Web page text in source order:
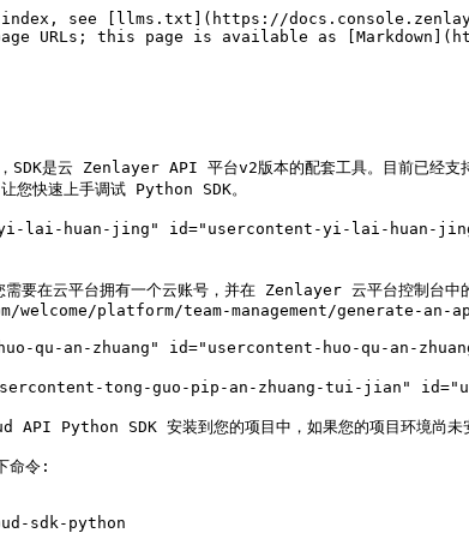
index, see [llms.txt](https://
URLs; this page is available as
是云 Zenlayer API 平台v2版本的配套工具。目前已经
您快速上手调试 Python SDK。
yi-lai-huan-jing" id="usercontent-yi-lai-huan-
云平台拥有一个云账号，并在 Zenlayer 云平台控制台
platform/team-management/generate-an-
qu-an-zhuang" id="usercontent-huo-qu-an-
tong-guo-pip-an-zhuang-tui-jian"
API Python SDK 安装到您的项目中，如果您的项
命令:
sdk-python